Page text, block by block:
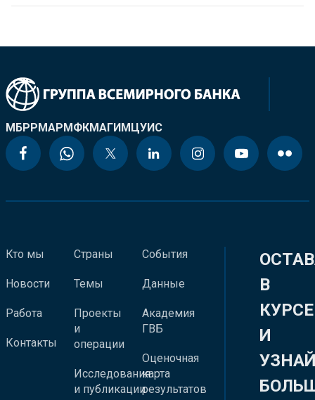
МБРРМАРМФКМАГИМЦУИС
Кто мы
Новости
Работа
Контакты
Страны
Темы
Проекты
и
операции
Исследования
и публикации
События
Данные
Академия
ГВБ
Оценочная
карта
результатов
В
КУРСЕ
И